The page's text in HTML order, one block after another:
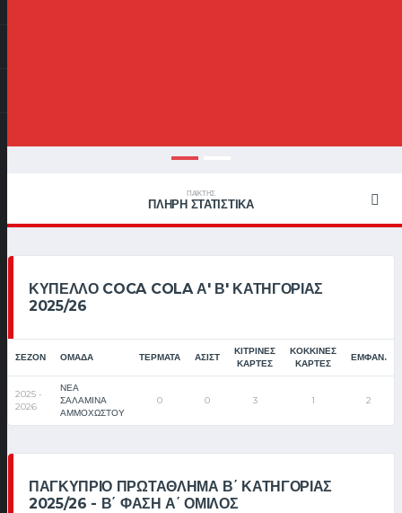
ΠΑΊΚΤΗΣ
ΠΛΉΡΗ ΣΤΑΤΙΣΤΙΚΆ
ΚΎΠΕΛΛΟ COCA COLA Α' Β' ΚΑΤΗΓΟΡΊΑΣ
2025/26
ΣΕΖΌΝ ΟΜΆΔΑ ΤΈΡΜΑΤΑ ΑΣΊΣΤ
ΚΊΤΡΙΝΕΣ
ΚΆΡΤΕΣ
ΚΌΚΚΙΝΕΣ
ΚΆΡΤΕΣ
ΕΜΦΑΝ.
2025 -
2026
ΝΕΑ
ΣΑΛΑΜΙΝΑ
ΑΜΜΟΧΩΣΤΟΥ
0 0 3 1 2
ΠΑΓΚΎΠΡΙΟ ΠΡΩΤΆΘΛΗΜΑ Β΄ ΚΑΤΗΓΟΡΊΑΣ
2025/26 - Β΄ ΦΆΣΗ Α΄ ΌΜΙΛΟΣ